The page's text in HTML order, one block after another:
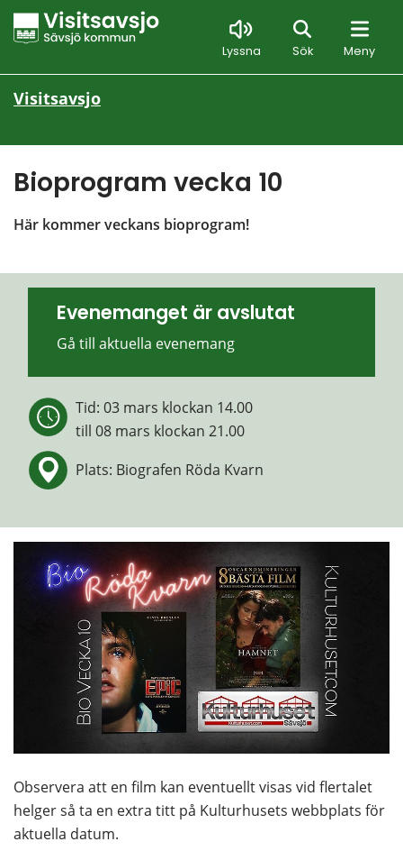
Lyssna Sök Meny
Sök
Visitsavsjo
Bioprogram vecka 10
Här kommer veckans bioprogram!
Evenemanget är avslutat
Gå till aktuella evenemang
Tid: 03 mars klockan 14.00
till 08 mars klockan 21.00
Plats: Biografen Röda Kvarn
Observera att en film kan eventuellt visas vid flertalet
helger så ta en extra titt på Kulturhusets webbplats för
aktuella datum.